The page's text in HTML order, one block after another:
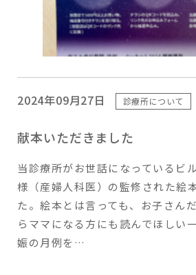
2024年09月27日 診療所について
献本いただきました
当診療所がお世話になっているビ
様（産婦人科医）の監修された絵
た。絵本とは言っても、お子さん
らママになる方にも読んでほしい
娠の月例を…